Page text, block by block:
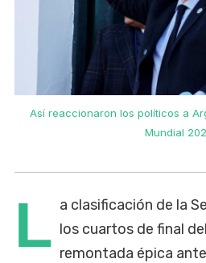
Así reaccionaron los políticos a
Mundial
L a clasificación de la
los cuartos de final del
remontada épica ante